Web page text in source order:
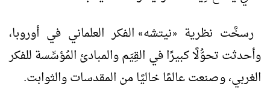
رسخَّت نظرية
«نيتشه» الفكر العلماني في أوروبا،
وأحدثت تحوُّلًا كبيرًا في القِيَم والمبادئ المُؤسِّسة للفكر
الغربي، وصنعت عالمًا خاليًا من المقدسات والثوابت.